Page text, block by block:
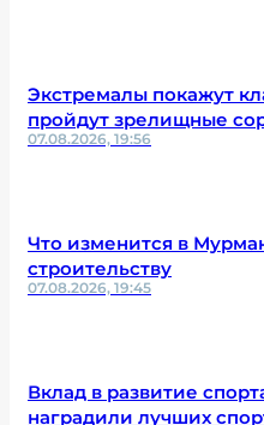
Экстремалы покажут
пройдут зрелищные
07.08.2026, 19:56
Что изменится в
строительству
07.08.2026, 19:45
Вклад в развитие
наградили лучших